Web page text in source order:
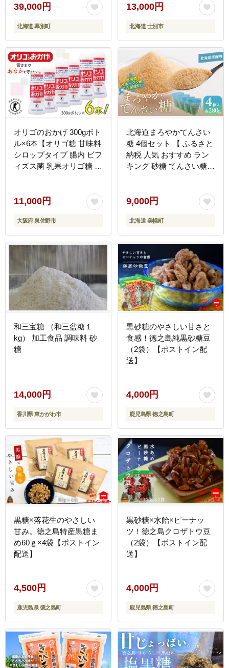
しわ ラクレット モッツァ
レラ 大地のほっぺ さける
チーズ ミルクジャム 】
39,000円
北海道 幕別町
13,000円
北海道 士別市
オリゴのおかげ 300gボト
ル×6本【オリゴ糖 甘味料
シロップタイプ 腸内 ビフ
ィズス菌 乳果オリゴ糖 ト
11,000円
大阪府 泉佐野市
北海道まろやかてんさい
糖 4個セット 【 ふるさと
納税 人気 おすすめ ラン
キング 砂糖 てんさい糖
元 お歳暮 セット 北海道
産 北海道 美幌町 送料無
料 】 BHRL003
9,000円
北海道 美幌町
和三宝糖 （和三盆糖１
kg） 加工食品 調味料 砂
糖
14,000円
香川県 東かがわ市
黒砂糖のやさしい甘さと
食感！徳之島純黒砂糖豆
（2袋）【ポストイン配
送】
4,000円
鹿児島県 徳之島町
黒糖×落花生のやさしい
甘み。徳之島特産黒糖ま
め60ｇ×4袋【ポストイン
配送】
4,500円
鹿児島県 徳之島町
黒砂糖×水飴×ピーナッ
ツ！徳之島クロザトウ豆
（2袋）【ポストイン配
送】
4,000円
鹿児島県 徳之島町